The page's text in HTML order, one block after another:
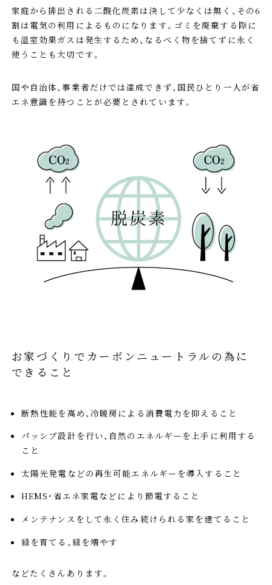
家庭から排出される二酸化炭素は決して少なくは無く、その6
割は電気の利用によるものになります。ゴミを廃棄する際に
も温室効果ガスは発生するため、なるべく物を捨てずに永く
使うことも大切です。
国や自治体、事業者だけでは達成できず、国民ひとり一人が省
エネ意識を持つことが必要とされています。
お家づくりでカーボンニュートラルの為に
できること
断熱性能を高め、冷暖房による消費電力を抑えること
パッシブ設計を行い、自然のエネルギーを上手に利用する
こと
太陽光発電などの再生可能エネルギーを導入すること
HEMS・省エネ家電などにより節電すること
メンテナンスをして永く住み続けられる家を建てること
緑を育てる、緑を増やす
などたくさんあります。